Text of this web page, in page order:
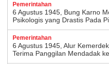
Pemerintahan
6 Agustus 1945, Bung Karno
Psikologis yang Drastis Pada
Pemerintahan
6 Agustus 1945, Alur
Terima Panggilan Mendadak